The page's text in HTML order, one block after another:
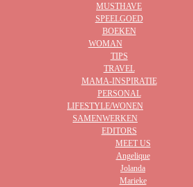
MUSTHAVE
SPEELGOED
BOEKEN
WOMAN
TIPS
TRAVEL
MAMA-INSPIRATIE
PERSONAL
LIFESTYLE/WONEN
SAMENWERKEN
EDITORS
MEET US
Angelique
Jolanda
Marieke